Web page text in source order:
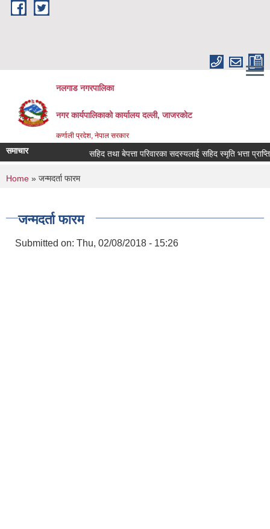
Skip to main content
नलगाड नगरपालिका
नगर कार्यपालिकाको कार्यालय दल्ली, जाजरकाेट
कर्णाली प्रदेश, नेपाल सरकार
समाचार सहिद तथा बेपत्ता परिवारका सदस्यलाई सहिद स्मृति भत्ता प्राप्तिको
You are here
Home » जन्मदर्ता फारम
जन्मदर्ता फारम
Submitted on: Thu, 02/08/2018 - 15:26